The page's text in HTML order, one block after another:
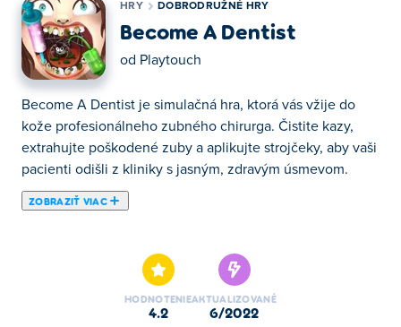
HRY DOBRODRUŽNÉ HRY
Become A Dentist
od Playtouch
Become A Dentist je simulačná hra, ktorá vás vžije do
kože profesionálneho zubného chirurga. Čistite kazy,
extrahujte poškodené zuby a aplikujte strojčeky, aby vaši
pacienti odišli z kliniky s jasným, zdravým úsmevom.
ZOBRAZIŤ VIAC
HODNOTENIE
4.2
AKTUALIZOVANÉ
6/2022